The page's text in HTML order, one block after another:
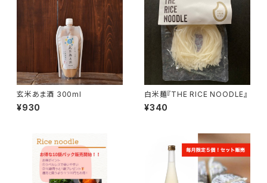
玄米あま酒 300ml
¥930
白米麺『THE RICE NOODLE』
¥340